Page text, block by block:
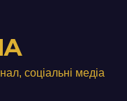
соціальні медіа